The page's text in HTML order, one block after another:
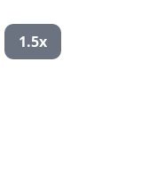
1.5x